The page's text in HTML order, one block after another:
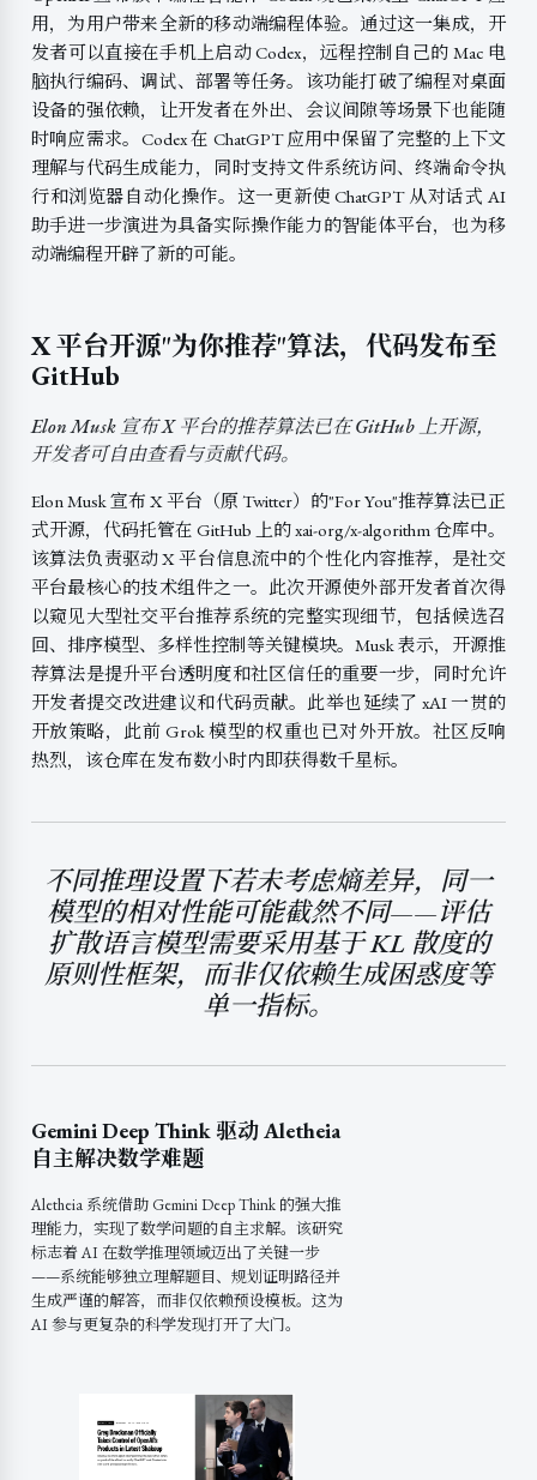
用，为用户带来全新的移动端编程体验。通过这一集成，开
发者可以直接在手机上启动 Codex，远程控制自己的 Mac 电
脑执行编码、调试、部署等任务。该功能打破了编程对桌面
设备的强依赖，让开发者在外出、会议间隙等场景下也能随
时响应需求。Codex 在 ChatGPT 应用中保留了完整的上下文
理解与代码生成能力，同时支持文件系统访问、终端命令执
行和浏览器自动化操作。这一更新使 ChatGPT 从对话式 AI
助手进一步演进为具备实际操作能力的智能体平台，也为移
动端编程开辟了新的可能。
X 平台开源"为你推荐"算法，代码发布至
GitHub
Elon Musk 宣布 X 平台的推荐算法已在 GitHub 上开源，
开发者可自由查看与贡献代码。
Elon Musk 宣布 X 平台（原 Twitter）的"For You"推荐算法已正
式开源，代码托管在 GitHub 上的 xai-org/x-algorithm 仓库中。
该算法负责驱动 X 平台信息流中的个性化内容推荐，是社交
平台最核心的技术组件之一。此次开源使外部开发者首次得
以窥见大型社交平台推荐系统的完整实现细节，包括候选召
回、排序模型、多样性控制等关键模块。Musk 表示，开源推
荐算法是提升平台透明度和社区信任的重要一步，同时允许
开发者提交改进建议和代码贡献。此举也延续了 xAI 一贯的
开放策略，此前 Grok 模型的权重也已对外开放。社区反响
热烈，该仓库在发布数小时内即获得数千星标。
不同推理设置下若未考虑熵差异，同一
模型的相对性能可能截然不同——评估
扩散语言模型需要采用基于 KL 散度的
原则性框架，而非仅依赖生成困惑度等
单一指标。
Gemini Deep Think 驱动 Aletheia
自主解决数学难题
Aletheia 系统借助 Gemini Deep Think 的强大推
理能力，实现了数学问题的自主求解。该研究
标志着 AI 在数学推理领域迈出了关键一步
——系统能够独立理解题目、规划证明路径并
生成严谨的解答，而非仅依赖预设模板。这为
AI 参与更复杂的科学发现打开了大门。